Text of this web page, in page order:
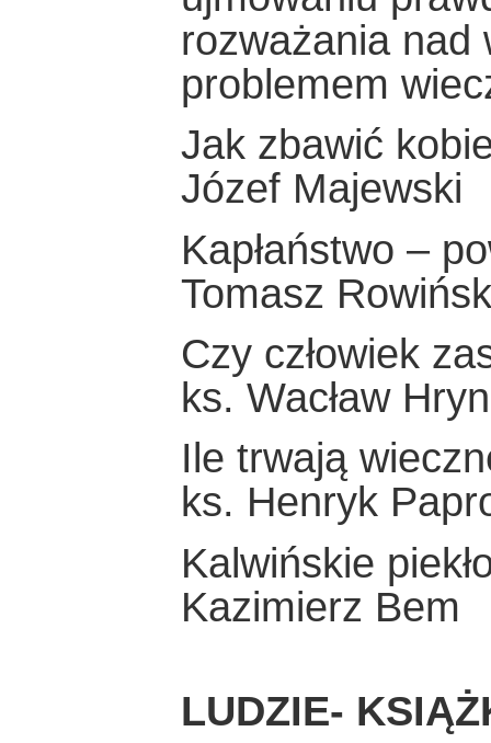
rozważania nad
problemem
Jak zbawić
Józef Majewski
Kapłaństwo –
Tomasz
Czy człowiek
ks. Wacław
Ile trwają
ks. Henryk
Kalwińskie
Kazimierz Bem
LUDZIE-